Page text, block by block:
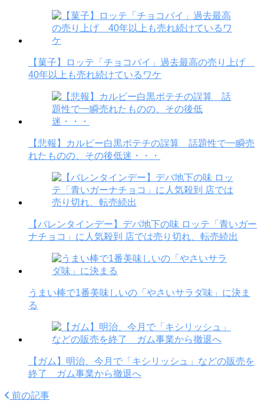
【菓子】ロッテ「チョコパイ」過去最高の売り上げ
40年以上も売れ続けているワケ
【悲報】カルビー白黒ポテチの誤算 話題性で一瞬売
れたものの、その後低迷・・・
【バレンタインデー】デパ地下の味 ロッテ「青いガー
ナチョコ」に人気殺到 店では売り切れ、転売続出
うまい棒で1番美味しいの「やさいサラダ味」に決ま
る
【ガム】明治、今月で「キシリッシュ」などの販売を
終了 ガム事業から撤退へ
前の記事